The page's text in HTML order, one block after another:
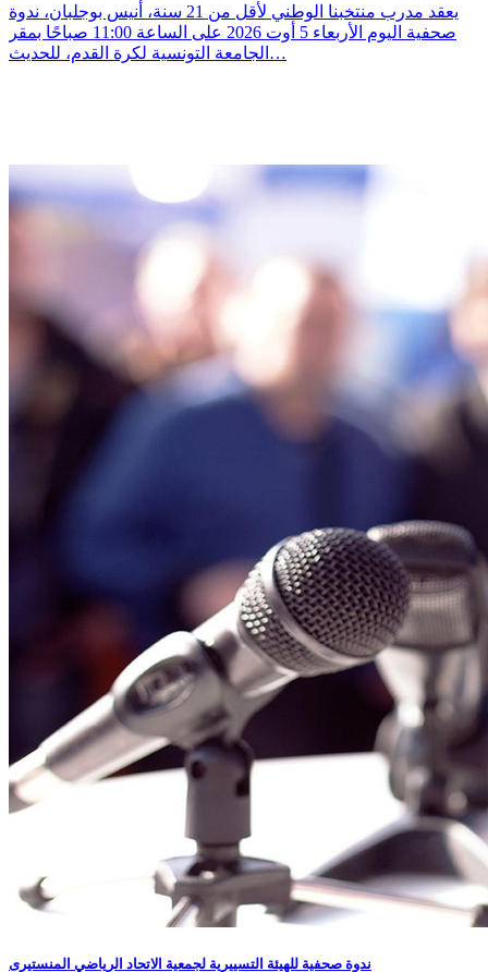
يعقد مدرب منتخبنا الوطني لأقل من 21 سنة، أنيس بوجلبان، ندوة
صحفية اليوم الأربعاء 5 أوت 2026 على الساعة 11:00 صباحًا بمقر
الجامعة التونسية لكرة القدم، للحديث…
ندوة صحفية للهيئة التسييرية لجمعية الاتحاد الرياضي المنستيرى